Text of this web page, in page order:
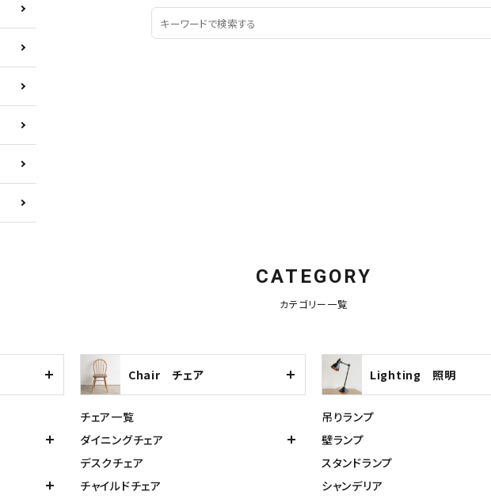
CATEGORY
カテゴリー一覧
Chair チェア
チェア一覧
ダイニングチェア
デスクチェア
チャイルドチェア
Lighting 照明
吊りランプ
壁ランプ
スタンドランプ
シャンデリア